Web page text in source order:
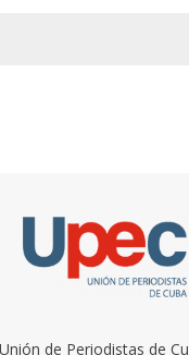
Unión de Periodistas de